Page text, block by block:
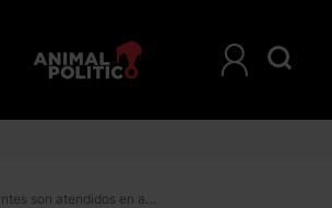
2 mil 200 migrantes son atendidos en albergue de CDMX; se espera el doble esta semana